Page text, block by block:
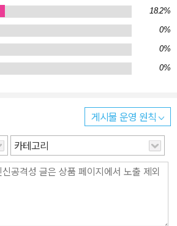
람들의 습관과 일상에 어떤 영향을 미치는
공식품의 해로운 영향으로부터 어떻게 우
고 실천 가능한 방법을 제시한다. 대사 작
토대로 뇌, 몸, 그리고 다양한 음식 문화에
능한 건강에 대해 이야기한다. 기초대사
, 1부는 몸, 2부는 뇌, 3부는 균형이다. 1부에
어떻게 몸에 흡수되는지, 2부에서는 뇌가
지를 다루고 있다. 이 장들에서는 대사율과
체중감량제에 이르기까지 몸과 뇌의 작동
18.2%
0%
0%
0%
게시물 운영 원칙
카테고리